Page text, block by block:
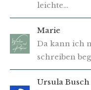
leichte…
Marie
Da kann ich
schreiben
Ursula Busch